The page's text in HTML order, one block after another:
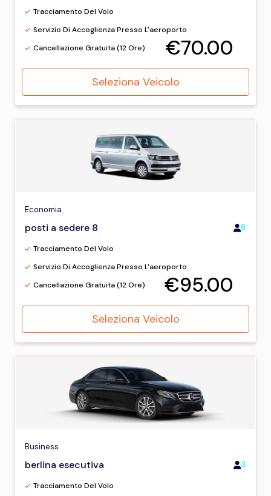
Tracciamento Del Volo
Servizio Di Accoglienza Presso L'aeroporto
Cancellazione Gratuita (12 Ore)
€70.00
Seleziona Veicolo
Economia
posti a sedere 8 8
Tracciamento Del Volo
Servizio Di Accoglienza Presso L'aeroporto
Cancellazione Gratuita (12 Ore)
€95.00
Seleziona Veicolo
Business
berlina esecutiva 3
Tracciamento Del Volo